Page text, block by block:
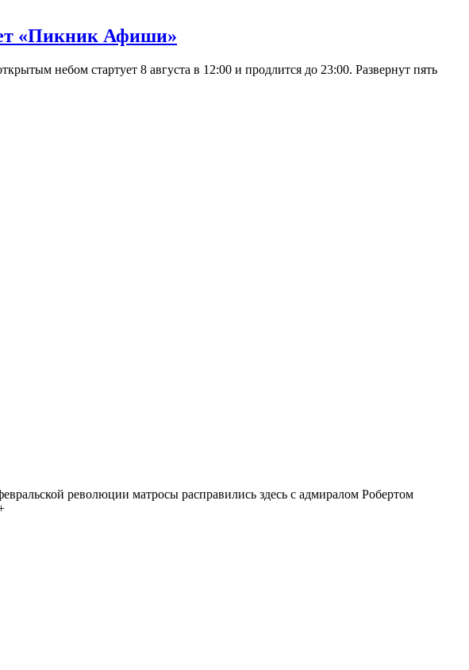
«Пикник Афиши»
небом стартует 8 августа в 12:00 и продлится до 23:00. Развернут пять
революции матросы расправились здесь с адмиралом Робертом